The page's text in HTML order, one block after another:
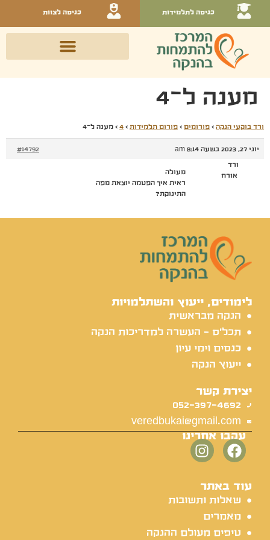
כניסה לתלמידות כניסה לצוות
מענה ל־4
ורד בוקעי הנקה › פורומים › פורום תלמידות ›
4
› מענה ל־4
יוני 27, 2023 בשעה 8:14 am #14792
ורד
אורח
מעולה
ראית איך הפטמה יוצאת מפה
התינוקת?
לימודים, ייעוץ והשתלמויות
הנקה מבראשית
תכל'ס - העשרה למדריכות הנקה
כנסים וימי עיון
ייעוץ הנקה
יצירת קשר
052-397-4692
veredbukai@gmail.com
עקבו אחרינו
עוד באתר
שאלות ותשובות
מאמרים
טיפים מעולם ההנקה